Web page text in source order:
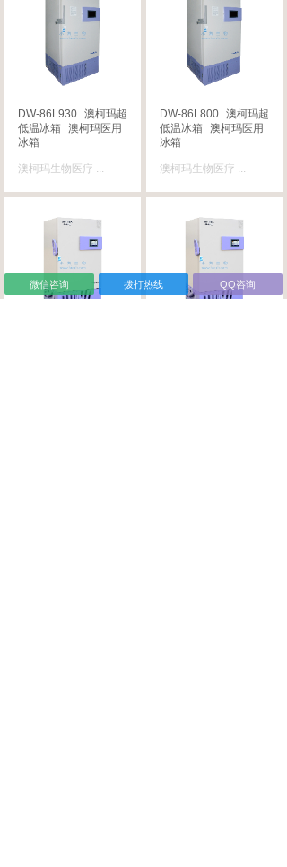
DW-86L930 澳柯玛超
低温冰箱
澳柯玛医用
冰箱
澳柯玛生物医疗 ...
DW-86L800 澳柯玛超
低温冰箱
澳柯玛医用
冰箱
澳柯玛生物医疗 ...
QQ咨询
微信咨询 拨打热线